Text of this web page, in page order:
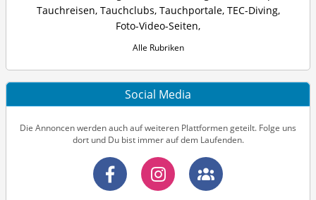
Tauchreisen, Tauchclubs, Tauchportale, TEC-Diving,
Foto-Video-Seiten,
Alle Rubriken
Social Media
Die Annoncen werden auch auf weiteren Plattformen geteilt. Folge uns
dort und Du bist immer auf dem Laufenden.